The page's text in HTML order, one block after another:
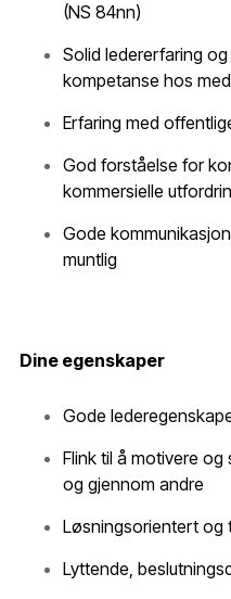
(NS 84nn)
Solid ledererfaring
kompetanse hos
Erfaring med
God forståelse for
kommersielle
Gode
muntlig
Dine egenskaper
Gode
Flink til å motivere og
og gjennom andre
Løsningsorientert og
Lyttende,